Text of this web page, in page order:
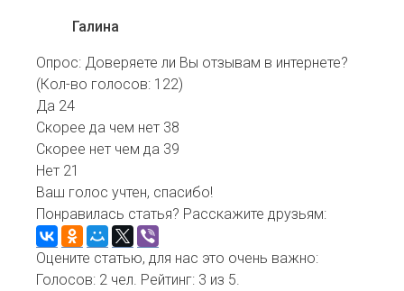
Галина
Опрос: Доверяете ли Вы отзывам в интернете?
(Кол-во голосов: 122)
Да 24
Скорее да чем нет 38
Скорее нет чем да 39
Нет 21
Ваш голос учтен, спасибо!
Понравилась статья? Расскажите друзьям:
Оцените статью, для нас это очень важно:
Голосов: 2 чел. Рейтинг: 3 из 5.